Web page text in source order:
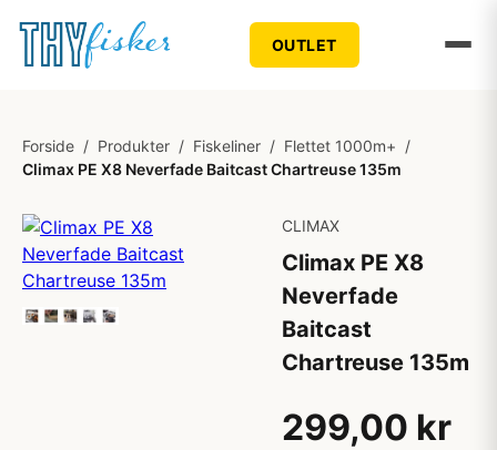
OUTLET
Forside / Produkter / Fiskeliner / Flettet 1000m+ /
Climax PE X8 Neverfade Baitcast Chartreuse 135m
CLIMAX
Climax PE X8
Neverfade
Baitcast
Chartreuse 135m
299,00 kr